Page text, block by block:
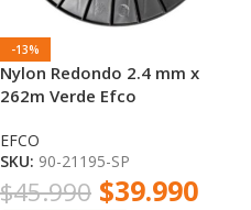
-13%
Nylon Redondo 2.4 mm x
262m Verde Efco
EFCO
SKU: 90-21195-SP
$45.990 $39.990